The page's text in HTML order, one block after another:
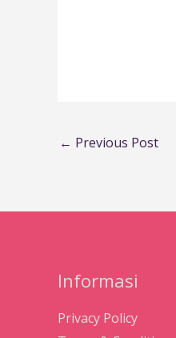
← Previous Post
Informasi
Privacy Policy